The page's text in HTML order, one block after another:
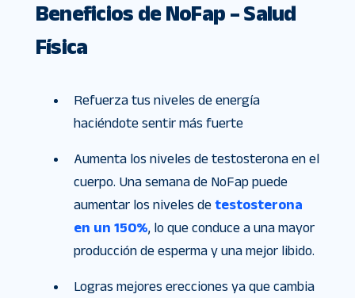
Beneficios de NoFap – Salud
Física
Refuerza tus niveles de energía
haciéndote sentir más fuerte
Aumenta los niveles de testosterona en el
cuerpo. Una semana de NoFap puede
aumentar los niveles de testosterona
en un 150%, lo que conduce a una mayor
producción de esperma y una mejor libido.
Logras mejores erecciones ya que cambia